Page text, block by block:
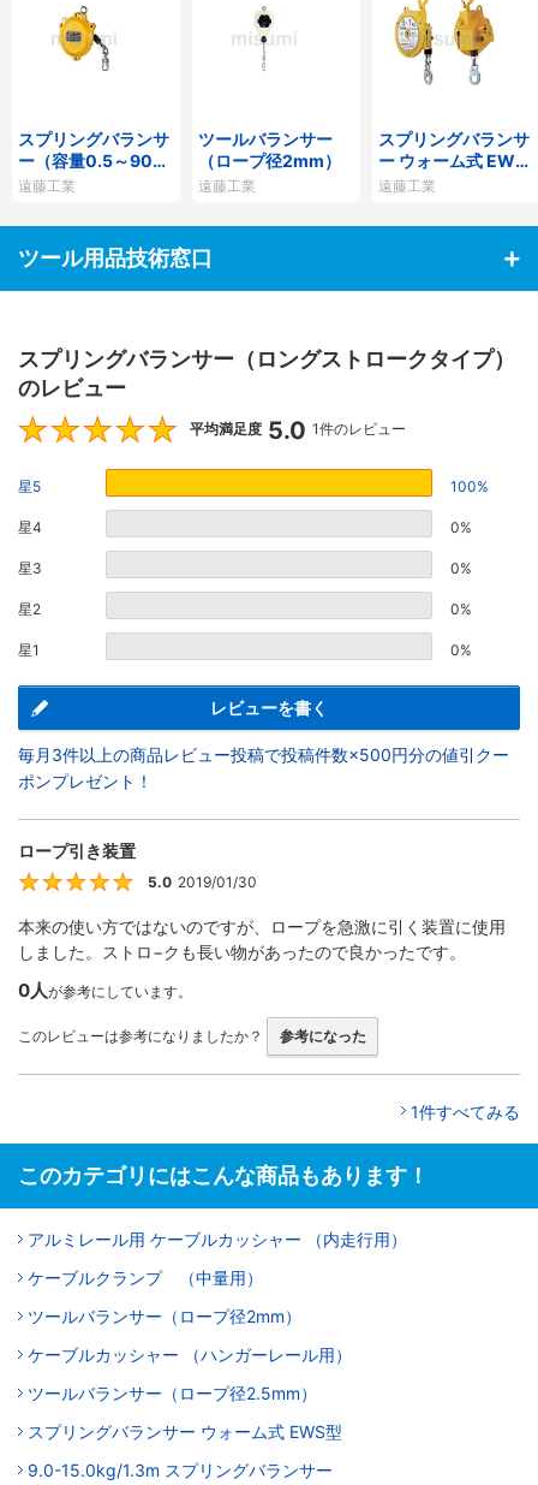
スプリングバランサ
ー（容量0.5～90k
g）
遠藤工業
ツールバランサー
（ロープ径2mm）
遠藤工業
スプリングバランサ
ー ウォーム式 EWS
型
遠藤工業
ツール用品技術窓口
スプリングバランサー（ロングストロークタイプ）
のレビュー
5
平均満足度 5.0 1件のレビュー
星5 100%
星4 0%
星3 0%
星2 0%
星1 0%
レビューを書く
毎月3件以上の商品レビュー投稿で投稿件数×500円分の値引クー
ポンプレゼント！
ロープ引き装置
5
5.0 2019/01/30
本来の使い方ではないのですが、ロープを急激に引く装置に使用
しました。ストロ−クも長い物があったので良かったです。
0人が参考にしています。
このレビューは参考になりましたか？ 参考になった
1件すべてみる
このカテゴリにはこんな商品もあります！
アルミレール用 ケーブルカッシャー （内走行用）
ケーブルクランプ （中量用）
ツールバランサー（ロープ径2mm）
ケーブルカッシャー （ハンガーレール用）
ツールバランサー（ロープ径2.5mm）
スプリングバランサー ウォーム式 EWS型
9.0-15.0kg/1.3m スプリングバランサー